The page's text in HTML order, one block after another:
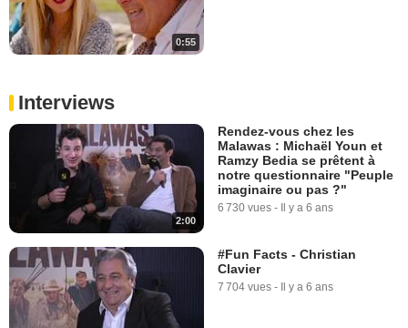
0:55
Interviews
2:00
Rendez-vous chez les
Malawas : Michaël Youn et
Ramzy Bedia se prêtent à
notre questionnaire "Peuple
imaginaire ou pas ?"
6 730 vues - Il y a 6 ans
#Fun Facts - Christian
Clavier
7 704 vues - Il y a 6 ans